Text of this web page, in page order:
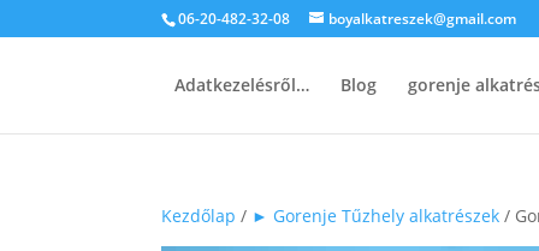
06-20-482-32-08 boyalkatreszek@gmail.com
Adatkezelésről… Blog gorenje
Kezdőlap / ► Gorenje Tűzhely alkatrészek /